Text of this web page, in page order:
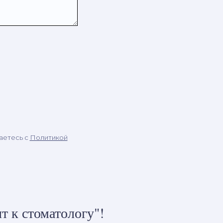
c Политикой
к стоматологу"!